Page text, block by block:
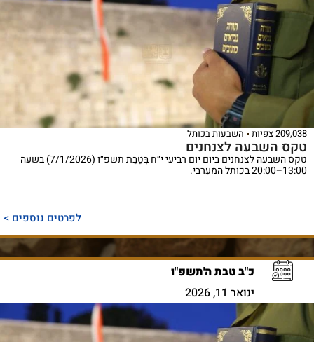
209,038 צפיות השבעות בכותל
טקס השבעה לצנחנים
טקס השבעה לצנחנים ביום יום רביעי י״ח בְּטֵבֵת תשפ״ו (7/1/2026) בשעה
13:00–20:00 בכותל המערבי.
לפרטים נוספים >
כ"ב טבת ה'תשפ"ו
ינואר 11, 2026